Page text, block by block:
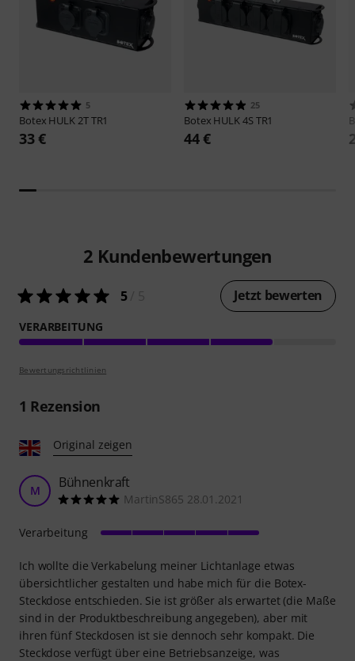
5
Botex HULK 2T TR1
33 €
25
Botex HULK 4S TR1
44 €
2 Kundenbewertungen
5/ 5 Jetzt bewerten
VERARBEITUNG
Bewertungsrichtlinien
1 Rezension
Original zeigen
M Bühnenkraft
MartinS865 28.01.2021
Ich wollte die Verkabelung meiner Lichtanlage etwas
übersichtlicher gestalten und habe mich für die Botex-
Steckdose entschieden. Sie ist größer als erwartet (die Maße
sind in der Produktbeschreibung angegeben), aber mit
ihren fünf Steckdosen ist sie dennoch sehr kompakt. Die
Steckdose verfügt über eine Betriebsanzeige, was
Verarbeitung